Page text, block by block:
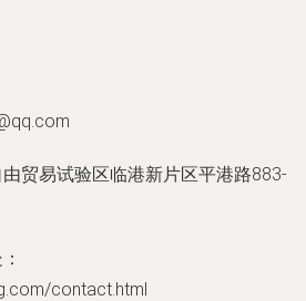
贸易试验区临港新片区平港路883-
contact.html